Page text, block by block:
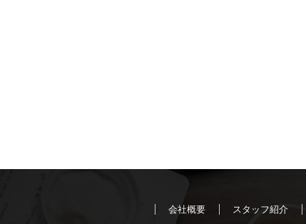
会社概要 スタッフ紹介